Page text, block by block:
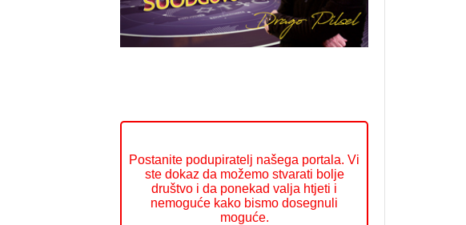
Postanite podupiratelj našega portala. Vi
ste dokaz da možemo stvarati bolje
društvo i da ponekad valja htjeti i
nemoguće kako bismo dosegnuli
moguće.